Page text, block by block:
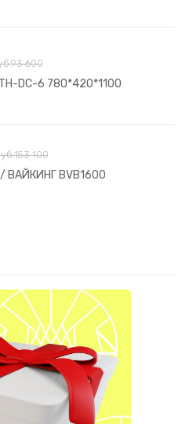
600
DC-6 780*420*1100
100
/ ВАЙКИНГ BVB1600